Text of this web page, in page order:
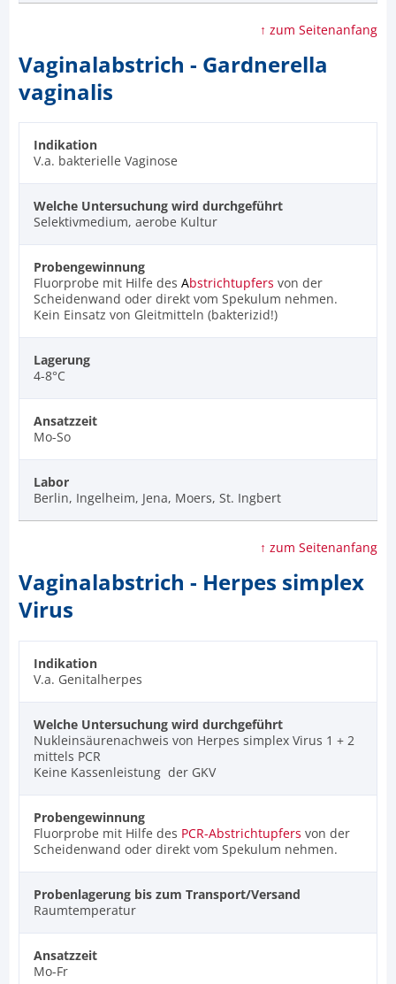
↑ zum Seitenanfang
Vaginalabstrich - Gardnerella
vaginalis
Indikation
V.a. bakterielle Vaginose
Welche Untersuchung wird durchgeführt
Selektivmedium, aerobe Kultur
Probengewinnung
Fluorprobe mit Hilfe des Abstrichtupfers von der
Scheidenwand oder direkt vom Spekulum nehmen.
Kein Einsatz von Gleitmitteln (bakterizid!)
Lagerung
4-8°C
Ansatzzeit
Mo-So
Labor
Berlin, Ingelheim, Jena, Moers, St. Ingbert
↑ zum Seitenanfang
Vaginalabstrich - Herpes simplex
Virus
Indikation
V.a. Genitalherpes
Welche Untersuchung wird durchgeführt
Nukleinsäurenachweis von Herpes simplex Virus 1 + 2
mittels PCR
Keine Kassenleistung der GKV
Probengewinnung
Fluorprobe mit Hilfe des PCR-Abstrichtupfers von der
Scheidenwand oder direkt vom Spekulum nehmen.
Probenlagerung bis zum Transport/Versand
Raumtemperatur
Ansatzzeit
Mo-Fr